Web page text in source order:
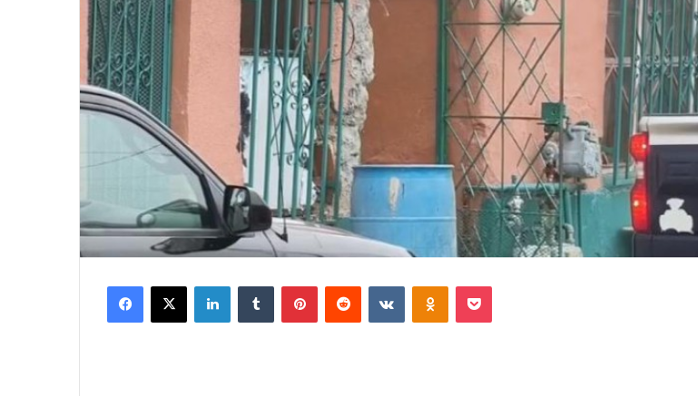
Facebook
X LinkedInTumblr PinterestReddit VKontakteOdnoklassniki
Pocket